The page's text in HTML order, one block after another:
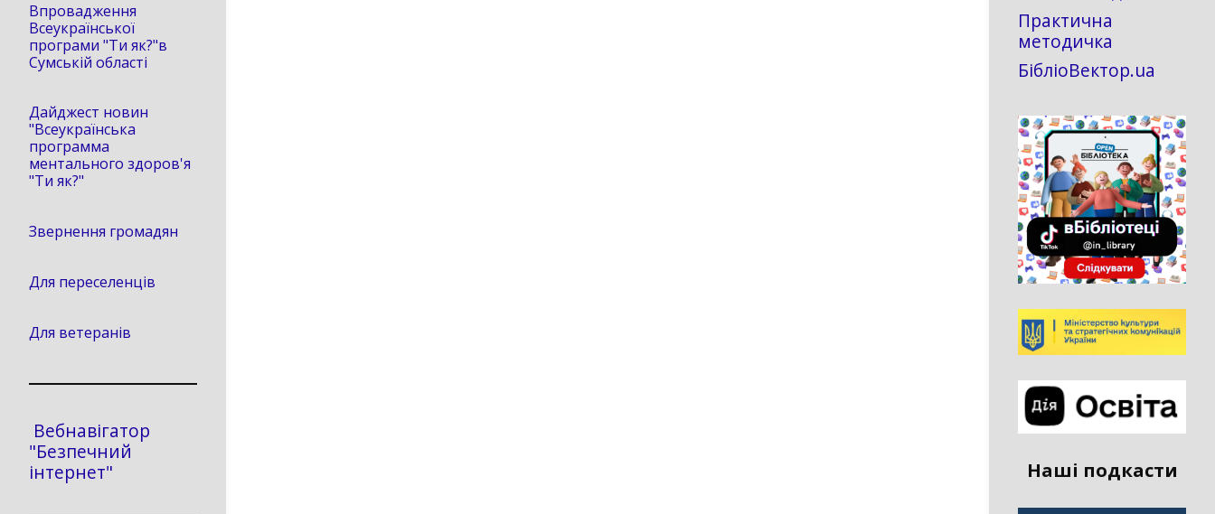
Впровадження
Всеукраїнської
програми "Ти як?"в
Сумській області
Дайджест новин
"Всеукраїнська
программа
ментального здоров'я
"Ти як?"
Звернення громадян
Для переселенців
Для ветеранів
Вебнавігатор
"Безпечний
інтернет"
Практична
методичка
БібліоВектор.ua
Наші подкасти